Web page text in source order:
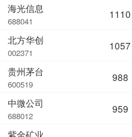
海光信息
688041
北方华创
002371
贵州茅台
600519
中微公司
688012
紫金矿业
1110
1057
988
959